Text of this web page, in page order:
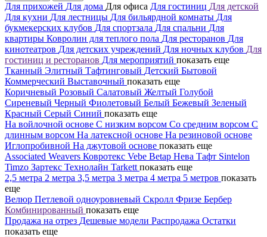
Для прихожей Для дома Для офиса Для гостиниц Для детской
Для кухни Для лестницы Для бильярдной комнаты Для
букмекерских клубов Для спортзала Для спальни Для
квартиры Ковролин для теплого пола Для ресторанов Для
кинотеатров Для детских учреждений Для ночных клубов Для
гостиниц и ресторанов Для мероприятий показать еще
Тканный Элитный Тафтинговый Детский Бытовой
Коммерческий Выставочный показать еще
Коричневый Розовый Салатовый Желтый Голубой
Сиреневый Черный Фиолетовый Белый Бежевый Зеленый
Красный Серый Синий показать еще
На войлочной основе С низким ворсом Со средним ворсом С
длинным ворсом На латексной основе На резиновой основе
Иглопробивной На джутовой основе показать еще
Associated Weavers Ковротекс Vebe Betap Нева Тафт Sintelon
Timzo Зартекс Технолайн Tarkett показать еще
2,5 метра 2 метра 3,5 метра 3 метра 4 метра 5 метров показать
еще
Велюр Петлевой одноуровневый Скролл Фризе Бербер
Комбинированный показать еще
Продажа на отрез Дешевые модели Распродажа Остатки
показать еще